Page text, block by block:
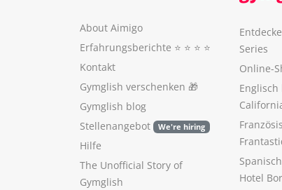
About Aimigo
Erfahrungsberichte ⭐️ ⭐️ ⭐️ ⭐️
Kontakt
Gymglish verschenken 🎁
Gymglish blog
Stellenangebot
We're hiring
Hilfe
The Unofficial Story of
Gymglish
Series
Online-
Hotel